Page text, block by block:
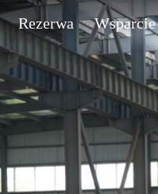
Rezerwa Wsparcie